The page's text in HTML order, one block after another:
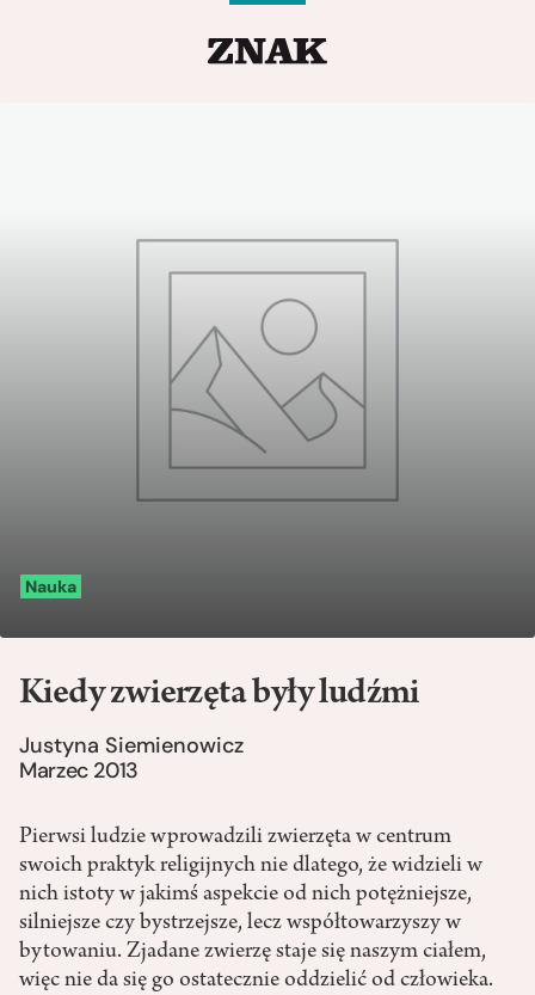
Nauka
Kiedy zwierzęta były ludźmi
Justyna Siemienowicz
Marzec 2013
Pierwsi ludzie wprowadzili zwierzęta w centrum
swoich praktyk religijnych nie dlatego, że widzieli w
nich istoty w jakimś aspekcie od nich potężniejsze,
silniejsze czy bystrzejsze, lecz współtowarzyszy w
bytowaniu. Zjadane zwierzę staje się naszym ciałem,
więc nie da się go ostatecznie oddzielić od człowieka.